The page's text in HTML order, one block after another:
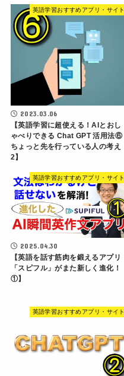
英語学習おすすめアプリ・サイト
2023.03.06
【英語学習に超使える！AIとおし
ゃべりできる Chat GPT 活用法⑥
ちょっと先を行っている人の考え
2】
英語学習おすすめアプリ・サイト
2025.04.30
【英語を話す筋肉を鍛えるアプリ
「スピフル」がまた新しく進化！
①】
英語学習おすすめアプリ・サイト